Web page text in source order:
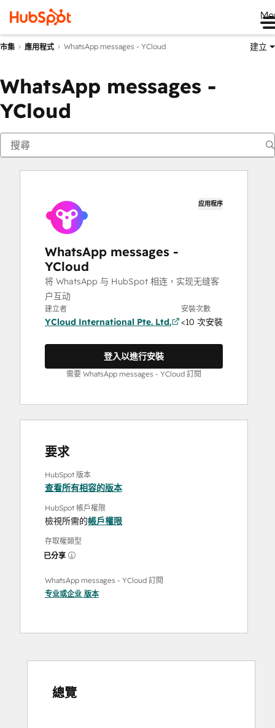
市集 應用程式 WhatsApp messages - YCloud 建立
WhatsApp messages -
YCloud
应用程序
WhatsApp messages -
YCloud
将 WhatsApp 与 HubSpot 相连，实现无缝客
户互动
建立者
YCloud International Pte. Ltd.
安裝次數
<10 次安裝
登入以進行安裝
需要 WhatsApp messages - YCloud 訂閱
要求
HubSpot 版本
查看所有相容的版本
HubSpot 帳戶權限
檢視所需的帳戶權限
存取權類型
已分享
WhatsApp messages - YCloud 訂閱
专业或企业 版本
總覽